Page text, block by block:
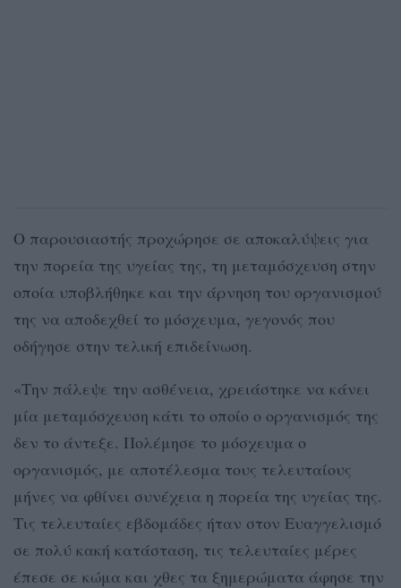
Ο παρουσιαστής προχώρησε σε αποκαλύψεις για
την πορεία της υγείας της, τη μεταμόσχευση στην
οποία υποβλήθηκε και την άρνηση του οργανισμού
της να αποδεχθεί το μόσχευμα, γεγονός που
οδήγησε στην τελική επιδείνωση.
«Την πάλεψε την ασθένεια, χρειάστηκε να κάνει
μία μεταμόσχευση κάτι το οποίο ο οργανισμός της
δεν το άντεξε. Πολέμησε το μόσχευμα ο
οργανισμός, με αποτέλεσμα τους τελευταίους
μήνες να φθίνει συνέχεια η πορεία της υγείας της.
Τις τελευταίες εβδομάδες ήταν στον Ευαγγελισμό
σε πολύ κακή κατάσταση, τις τελευταίες μέρες
έπεσε σε κώμα και χθες τα ξημερώματα άφησε την